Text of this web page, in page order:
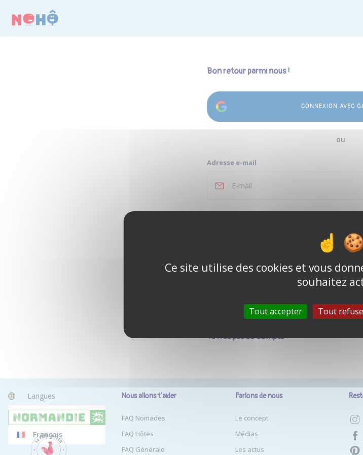
Bon retour parmi nous !
CONNEXION AVEC
ou
Adresse e-mail
CONNEXION
Tu n'as pas de compte ?
Langues
Anglais
Français
Nous allons t'aider
FAQ Nomades
FAQ Hôtes
FAQ Générale
Parlons de nous
Le concept
Médias
Les actus
Ce site utilise des cookies et vous
souhaitez
Tout accepter Tout